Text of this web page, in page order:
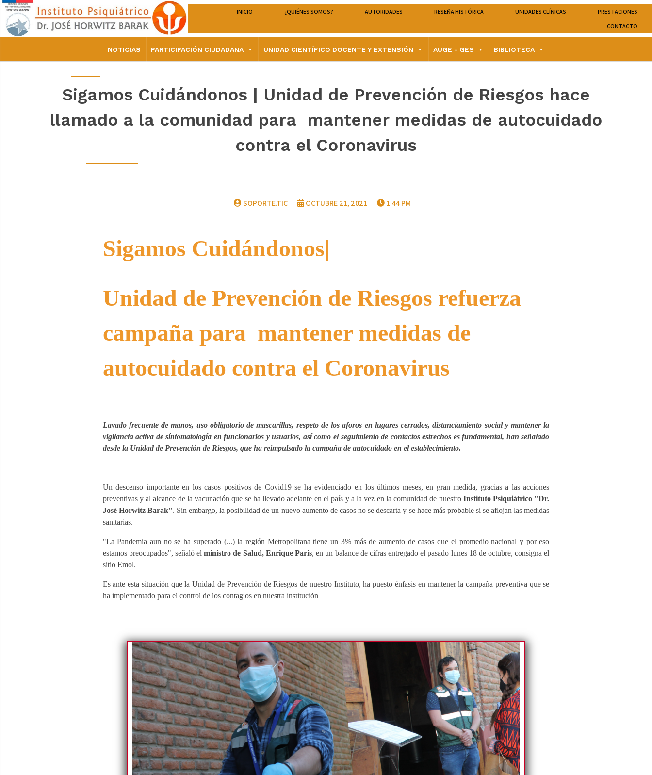
INICIO ¿QUIÉNES SOMOS? AUTORIDADES RESEÑA HISTÓRICA UNIDADES CLÍNICAS
PRESTACIONES
CONTACTO
NOTICIAS PARTICIPACIÓN CIUDADANA UNIDAD CIENTÍFICO DOCENTE Y EXTENSIÓN AUGE - GES BIBLIOTECA
Sigamos Cuidándonos | Unidad de Prevención de Riesgos hace
llamado a la comunidad para mantener medidas de autocuidado
contra el Coronavirus
SOPORTE.TIC OCTUBRE 21, 2021 1:44 PM
Sigamos Cuidándonos|
Unidad de Prevención de Riesgos refuerza
campaña para mantener medidas de
autocuidado contra el Coronavirus
Lavado frecuente de manos, uso obligatorio de mascarillas, respeto de los aforos en lugares cerrados, distanciamiento social y mantener la
vigilancia activa de síntomatología en funcionarios y usuarios, así como el seguimiento de contactos estrechos es fundamental, han señalado
desde la Unidad de Prevención de Riesgos, que ha reimpulsado la campaña de autocuidado en el establecimiento.
Un descenso importante en los casos positivos de Covid19 se ha evidenciado en los últimos meses, en gran medida, gracias a las acciones
preventivas y al alcance de la vacunación que se ha llevado adelante en el país y a la vez en la comunidad de nuestro Instituto Psiquiátrico "Dr.
José Horwitz Barak". Sin embargo, la posibilidad de un nuevo aumento de casos no se descarta y se hace más probable si se aflojan las medidas
sanitarias.
"La Pandemia aun no se ha superado (...) la región Metropolitana tiene un 3% más de aumento de casos que el promedio nacional y por eso
estamos preocupados", señaló elministro de Salud, Enrique Paris, en un balance de cifras entregado el pasado lunes 18 de octubre, consigna el
sitio Emol.
Es ante esta situación que la Unidad de Prevención de Riesgos de nuestro Instituto, ha puesto énfasis en mantener la campaña preventiva que se
ha implementado para el control de los contagios en nuestra institución